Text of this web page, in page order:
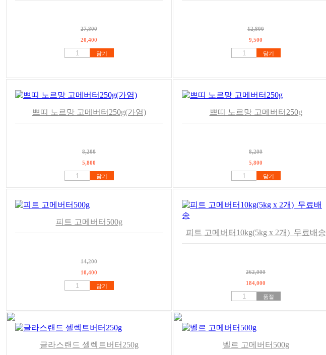
27,800
20,400
담기
12,800
9,500
담기
쁘띠 노르망 고메버터250g(가염)
8,200
5,800
담기
쁘띠 노르망 고메버터250g
8,200
5,800
담기
피트 고메버터500g
14,200
10,400
담기
피트 고메버터10kg(5kg x 2개)_무료배송
262,000
184,000
품절
글라스랜드 셀렉트버터250g 벨르 고메버터500g